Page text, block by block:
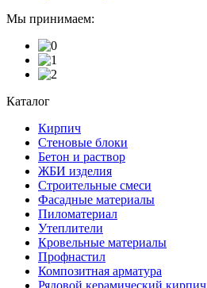
Мы принимаем:
Каталог
Кирпич
Стеновые блоки
Бетон и раствор
ЖБИ изделия
Строительные смеси
Фасадные материалы
Пиломатериал
Утеплители
Кровельные материалы
Профнастил
Композитная арматура